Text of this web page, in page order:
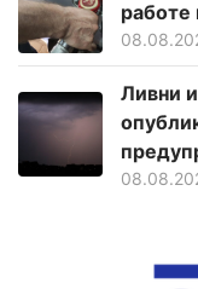
Ливни